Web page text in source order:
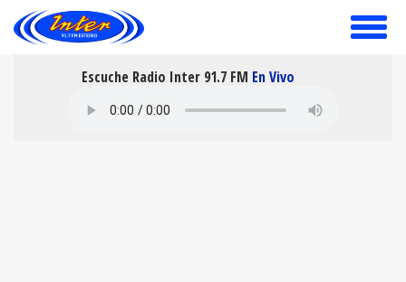
toggle
Escuche Radio Inter 91.7 FM En Vivo